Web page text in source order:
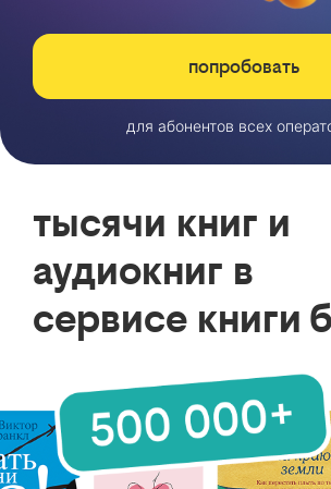
попробовать
для абонентов всех
тысячи книг и
аудиокниг в
сервисе книги